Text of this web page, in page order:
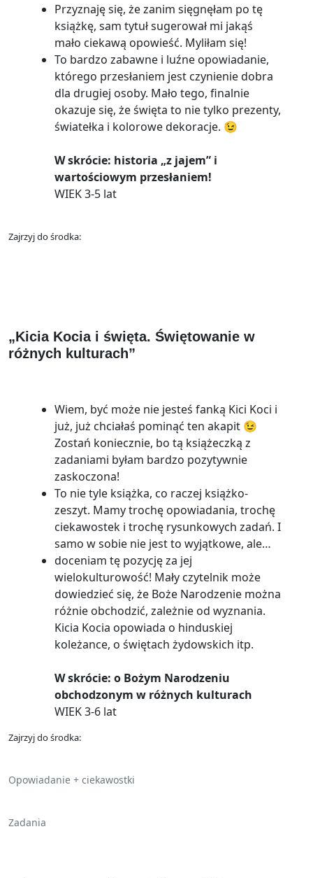
Przyznaję się, że zanim sięgnęłam po tę
książkę, sam tytuł sugerował mi jakąś
mało ciekawą opowieść. Myliłam się!
To bardzo zabawne i luźne opowiadanie,
którego przesłaniem jest czynienie dobra
dla drugiej osoby. Mało tego, finalnie
okazuje się, że święta to nie tylko prezenty,
światełka i kolorowe dekoracje. 😉
W skrócie: historia „z jajem” i
wartościowym przesłaniem!
WIEK 3-5 lat
Zajrzyj do środka:
„Kicia Kocia i święta. Świętowanie w
różnych kulturach”
Wiem, być może nie jesteś fanką Kici Koci i
już, już chciałaś pominąć ten akapit 😉
Zostań koniecznie, bo tą książeczką z
zadaniami byłam bardzo pozytywnie
zaskoczona!
To nie tyle książka, co raczej książko-
zeszyt. Mamy trochę opowiadania, trochę
ciekawostek i trochę rysunkowych zadań. I
samo w sobie nie jest to wyjątkowe, ale…
doceniam tę pozycję za jej
wielokulturowość! Mały czytelnik może
dowiedzieć się, że Boże Narodzenie można
różnie obchodzić, zależnie od wyznania.
Kicia Kocia opowiada o hinduskiej
koleżance, o świętach żydowskich itp.
W skrócie: o Bożym Narodzeniu
obchodzonym w różnych kulturach
WIEK 3-6 lat
Zajrzyj do środka:
Opowiadanie + ciekawostki
Zadania